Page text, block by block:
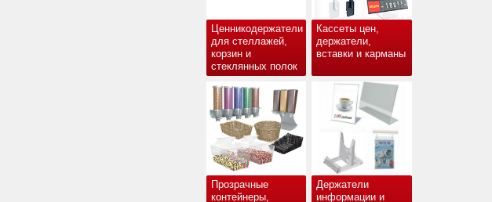
Ценникодержатели
для стеллажей,
корзин и
стеклянных полок
Кассеты цен,
держатели,
вставки и карманы
Прозрачные
контейнеры,
Держатели
информации и